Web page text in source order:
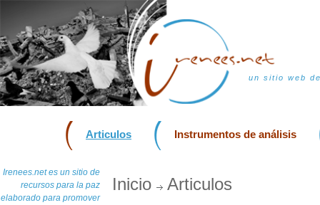
un sitio web
Articulos Instrumentos de análisis
Irenees.net es un sitio de
recursos para la paz
elaborado para promover
Inicio Articulos